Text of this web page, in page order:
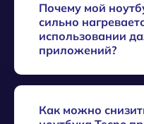
Почему мой
сильно
использовании
приложений?
охлаждения,
Как можно